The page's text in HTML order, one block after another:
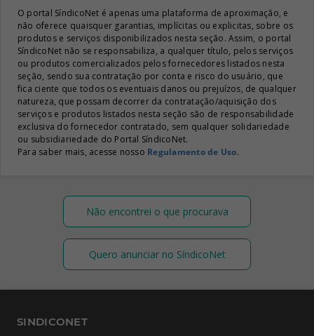
O portal SíndicoNet é apenas uma plataforma de aproximação, e
não oferece quaisquer garantias, implícitas ou explicitas, sobre os
produtos e serviços disponibilizados nesta seção. Assim, o portal
SíndicoNet não se responsabiliza, a qualquer título, pelos serviços
ou produtos comercializados pelos fornecedores listados nesta
seção, sendo sua contratação por conta e risco do usuário, que
fica ciente que todos os eventuais danos ou prejuízos, de qualquer
natureza, que possam decorrer da contratação/aquisição dos
serviços e produtos listados nesta seção são de responsabilidade
exclusiva do fornecedor contratado, sem qualquer solidariedade
ou subsidiariedade do Portal SíndicoNet.
Para saber mais, acesse nosso Regulamento de Uso.
Não encontrei o que procurava
Quero anunciar no SíndicoNet
SINDICONET